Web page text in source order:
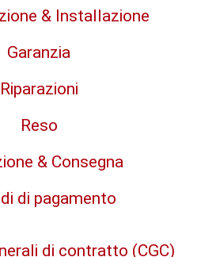
& Installazione
Garanzia
Riparazioni
Reso
& Consegna
di pagamento
di contratto (CGC)